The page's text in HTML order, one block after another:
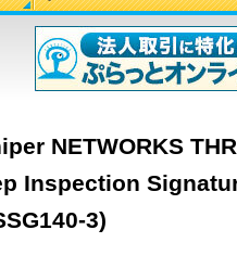
NETWORKS
Inspection
3)